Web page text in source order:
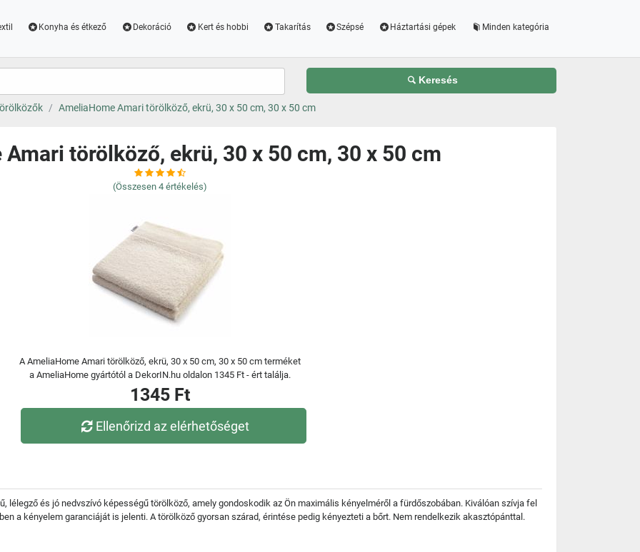
Konyha és étkező Dekoráció Kert és hobbi Takarítás Szépsé Háztartási gépek Minden kategória
Keresés
AmeliaHome Amari törölköző, ekrü, 30 x 50 cm, 30 x 50 cm
törölköző, ekrü, 30 x 50 cm, 30 x 50 cm
(Összesen 4 értékelés)
A AmeliaHome Amari törölköző, ekrü, 30 x 50 cm, 30 x 50 cm terméket
a AmeliaHome gyártótól a DekorIN.hu oldalon 1345 Ft - ért találja.
1345 Ft
Ellenőrizd az elérhetőséget
lélegző és jó nedvszívó képességű törölköző, amely gondoskodik az Ön maximális kényelméről a fürdőszobában. Kiválóan szívja fel
a kényelem garanciáját is jelenti. A törölköző gyorsan szárad, érintése pedig kényezteti a bőrt. Nem rendelkezik akasztópánttal.